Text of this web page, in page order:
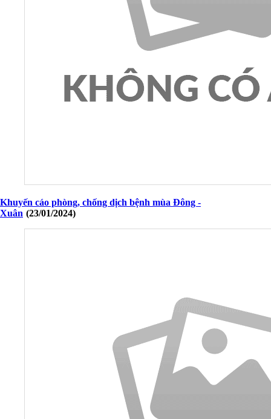
Khuyến cáo phòng, chống dịch bệnh mùa Đông -
Xuân (23/01/2024)